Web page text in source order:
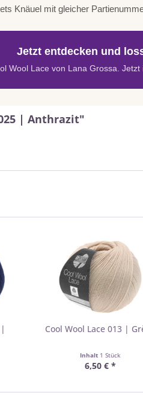
Knäuel mit gleicher
Jetzt entdecken und
Wool Lace von Lana Grossa. Jetzt
| Anthrazit"
Cool Wool Lace 013 |
Inhalt 1 Stück
6,50 € *